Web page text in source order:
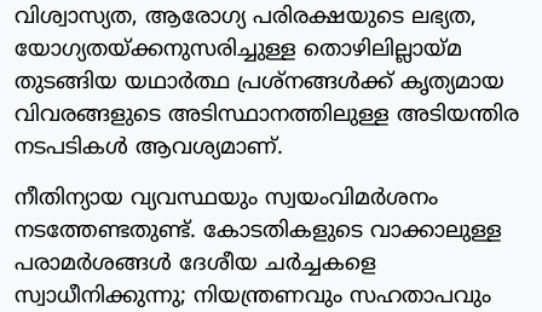
വിശ്വാസ്യത, ആരോഗ്യ പരിരക്ഷയുടെ ലഭ്യത,
യോഗ്യതയ്ക്കനുസരിച്ചുള്ള തൊഴിലില്ലായ്മ
തുടങ്ങിയ യഥാർത്ഥ പ്രശ്നങ്ങൾക്ക് കൃത്യമായ
വിവരങ്ങളുടെ അടിസ്ഥാനത്തിലുള്ള അടിയന്തിര
നടപടികൾ ആവശ്യമാണ്.
നീതിന്യായ വ്യവസ്ഥയും സ്വയംവിമർശനം
നടത്തേണ്ടതുണ്ട്. കോടതികളുടെ വാക്കാലുള്ള
പരാമർശങ്ങൾ ദേശീയ ചർച്ചകളെ
സ്വാധീനിക്കുന്നു; നിയന്ത്രണവും സഹതാപവും